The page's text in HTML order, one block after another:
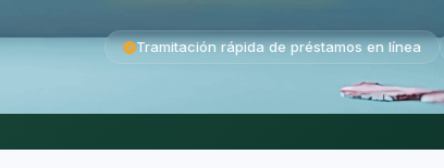
Tramitación rápida de préstamos en línea